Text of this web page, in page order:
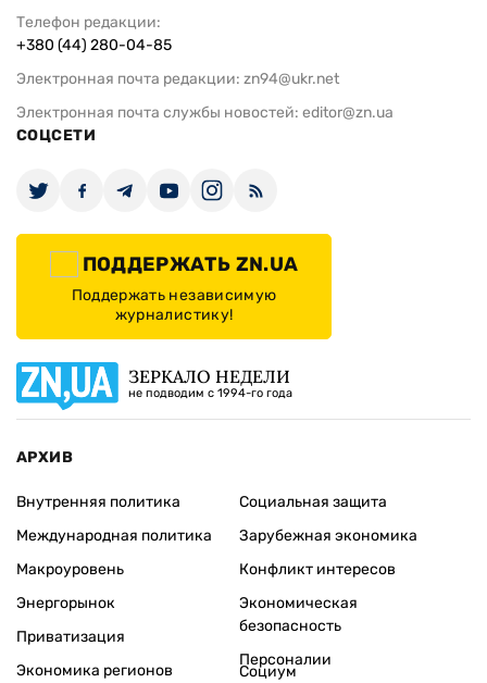
Телефон редакции:
+380 (44) 280-04-85
Электронная почта редакции: zn94@ukr.net
Электронная почта службы новостей: editor@zn.ua
СОЦСЕТИ
ПОДДЕРЖАТЬ ZN.UA
Поддержать независимую
журналистику!
ЗЕРКАЛО НЕДЕЛИ
не подводим с 1994-го года
АРХИВ
Внутренняя политика
Международная политика
Макроуровень
Энергорынок
Приватизация
Экономика регионов
Социальная защита
Зарубежная экономика
Конфликт интересов
Экономическая
безопасность
Персоналии
Социум